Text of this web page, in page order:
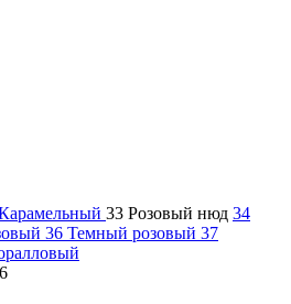
33 Розовый нюд 34
36 Темный розовый 37